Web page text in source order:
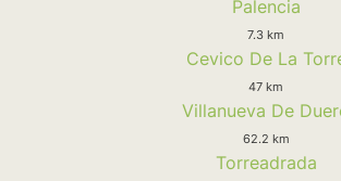
Palencia
7.3 km
Cevico De La
47 km
Villanueva De
62.2 km
Torreadrada